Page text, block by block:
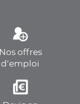
Nos offres
d’emploi